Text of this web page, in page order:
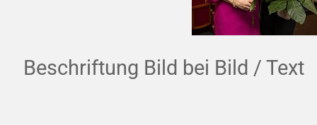
Beschriftung Bild bei Bild / Text